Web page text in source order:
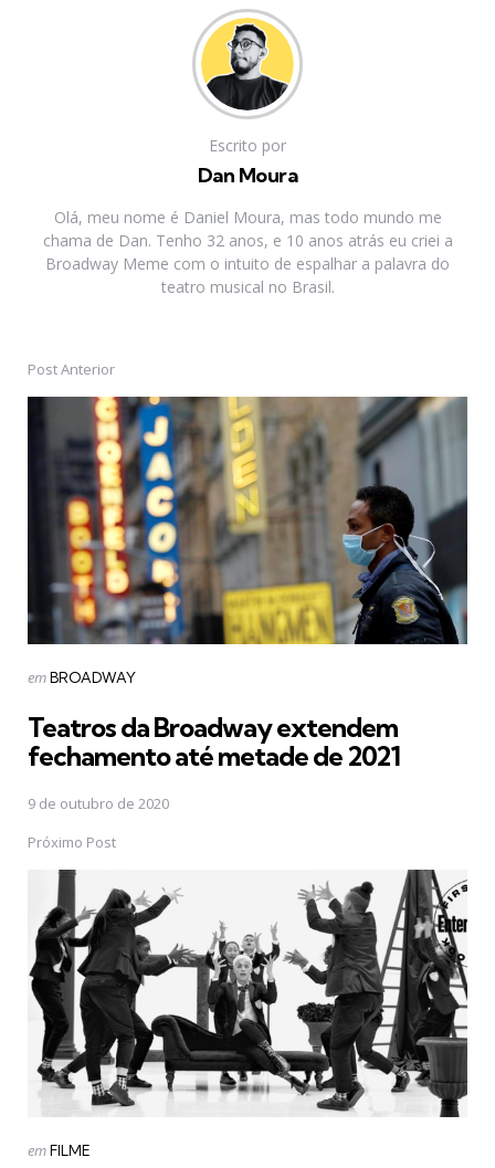
Escrito por
Dan Moura
Olá, meu nome é Daniel Moura, mas todo mundo me
chama de Dan. Tenho 32 anos, e 10 anos atrás eu criei a
Broadway Meme com o intuito de espalhar a palavra do
teatro musical no Brasil.
Post
navigation
Post Anterior
Postado
emBROADWAY
Teatros da Broadway extendem
fechamento até metade de 2021
9 de outubro de 2020
Próximo Post
Postado
emFILME